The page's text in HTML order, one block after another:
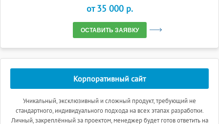
от 35 000 p.
ОСТАВИТЬ ЗАЯВКУ
Корпоративный сайт
Уникальный, эксклюзивный и сложный продукт, требующий не
стандартного, индивидуального подхода на всех этапах разработки.
Личный, закреплённый за проектом, менеджер будет готов ответить на